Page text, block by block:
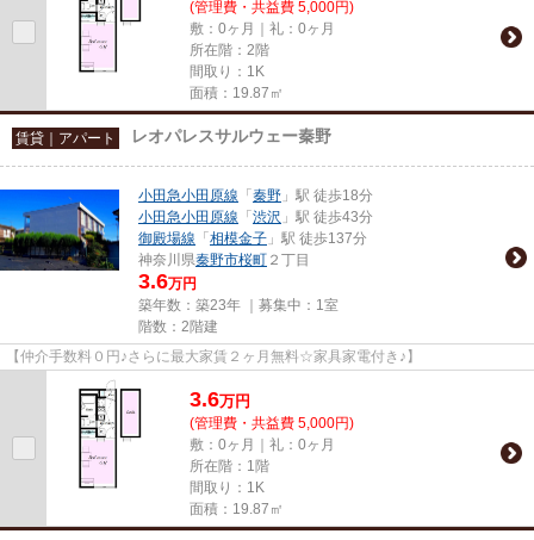
(管理費・共益費 5,000円)
敷：0ヶ月｜礼：0ヶ月
所在階：2階
間取り：1K
面積：19.87㎡
賃貸｜アパート レオパレスサルウェー秦野
小田急小田原線 「 秦野 」駅 徒歩18分
小田急小田原線 「 渋沢 」駅 徒歩43分
御殿場線 「 相模金子 」駅 徒歩137分
神奈川県秦野市桜町 ２丁目
3.6万円
築年数：築23年 ｜募集中： 1室
階数：2階建
【仲介手数料０円♪さらに最大家賃２ヶ月無料☆家具家電付き♪】
3.6万円
(管理費・共益費 5,000円)
敷：0ヶ月｜礼：0ヶ月
所在階：1階
間取り：1K
面積：19.87㎡